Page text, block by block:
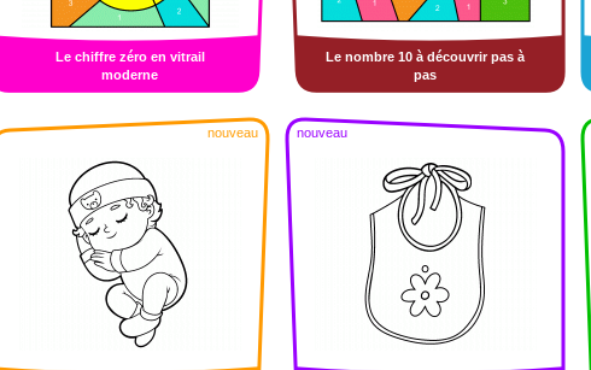
Le chiffre zéro en vitrail
moderne
Le nombre 10 à découvrir pas à
pas
nouveau nouveau